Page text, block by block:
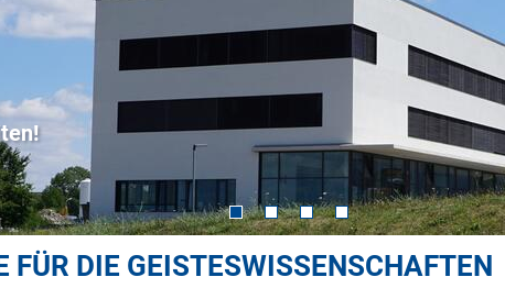
FÜR DIE GEISTESWISSENSCHAFTEN